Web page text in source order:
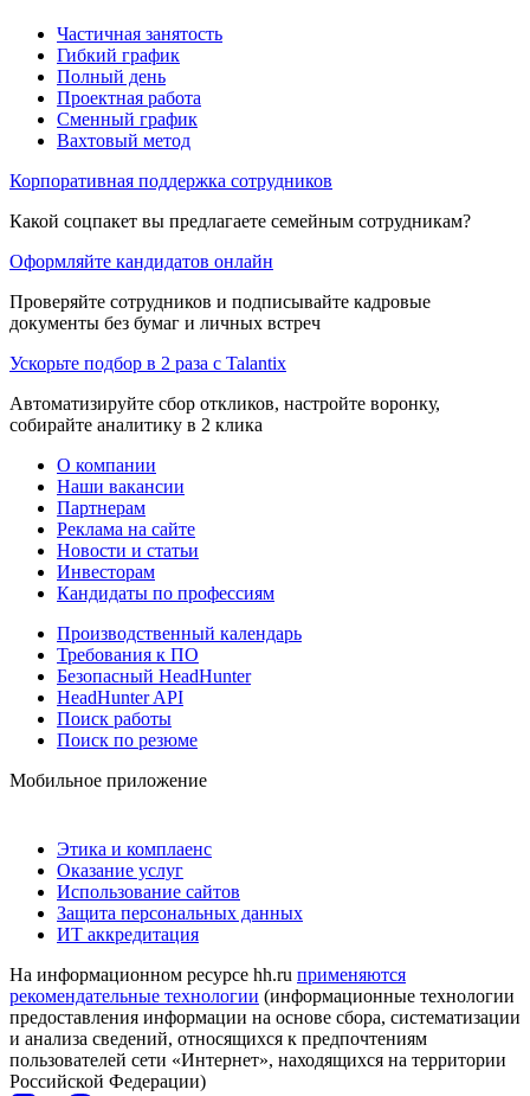
Частичная занятость
Гибкий график
Полный день
Проектная работа
Сменный график
Вахтовый метод
Корпоративная поддержка сотрудников
Какой соцпакет вы предлагаете семейным сотрудникам?
Оформляйте кандидатов онлайн
Проверяйте сотрудников и подписывайте кадровые
документы без бумаг и личных встреч
Ускорьте подбор в 2 раза с Talantix
Автоматизируйте сбор откликов, настройте воронку,
собирайте аналитику в 2 клика
О компании
Наши вакансии
Партнерам
Реклама на сайте
Новости и статьи
Инвесторам
Кандидаты по профессиям
Производственный календарь
Требования к ПО
Безопасный HeadHunter
HeadHunter API
Поиск работы
Поиск по резюме
Мобильное приложение
Этика и комплаенс
Оказание услуг
Использование сайтов
Защита персональных данных
ИТ аккредитация
На информационном ресурсе hh.ru применяются
рекомендательные технологии (информационные технологии
предоставления информации на основе сбора, систематизации
и анализа сведений, относящихся к предпочтениям
пользователей сети «Интернет», находящихся на территории
Российской Федерации)